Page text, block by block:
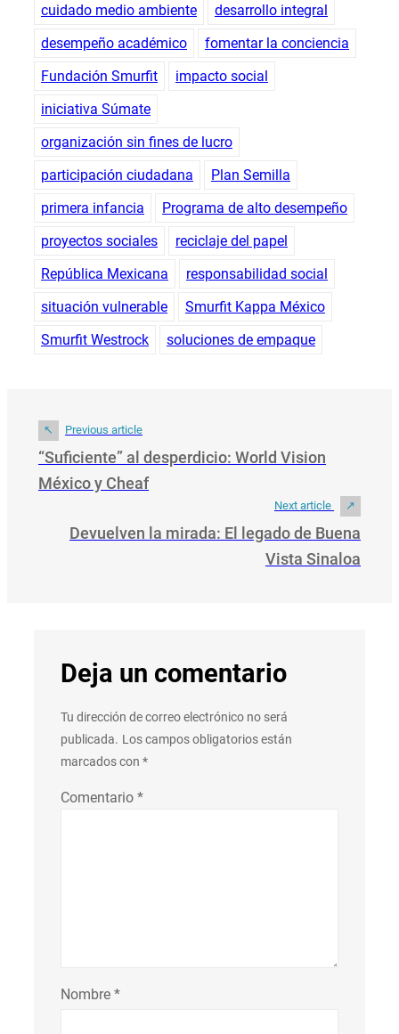
cuidado medio ambiente
desarrollo integral
desempeño académico
fomentar la conciencia
Fundación Smurfit
impacto social
iniciativa Súmate
organización sin fines de lucro
participación ciudadana
Plan Semilla
primera infancia
Programa de alto desempeño
proyectos sociales
reciclaje del papel
República Mexicana
responsabilidad social
situación vulnerable
Smurfit Kappa México
Smurfit Westrock
soluciones de empaque
Previous article
“Suficiente” al desperdicio: World Vision
México y Cheaf
Next article
Devuelven la mirada: El legado de Buena
Vista Sinaloa
Deja un comentario
Tu dirección de correo electrónico no será
publicada. Los campos obligatorios están
marcados con *
Comentario *
Nombre *